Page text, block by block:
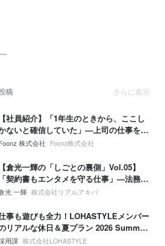
稿 さらに表示
【社員紹介】「1年生のときから、ここし
ないと確信していた」—上司の仕事を奪
勢いで、自分の領域を広げていく。
株式会社 Foonz株式会社
【倉光一輝の「しごとの裏側」Vol.05】
「契約書もエンタメを守る仕事」—法務は
レーキじゃない。挑戦するための保険。
光 一輝 株式会社リアルアキバ
事も遊びも全力！LOHASTYLEメンバー
リアルな休日＆夏プラン 2026 Summer
用課 株式会社LOHASTYLE